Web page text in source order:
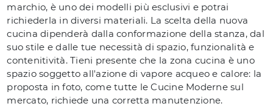
marchio, è uno dei modelli più esclusivi e potrai
richiederla in diversi materiali. La scelta della nuova
cucina dipenderà dalla conformazione della stanza, dal
suo stile e dalle tue necessità di spazio, funzionalità e
contenitività. Tieni presente che la zona cucina è uno
spazio soggetto all'azione di vapore acqueo e calore: la
proposta in foto, come tutte le Cucine Moderne sul
mercato, richiede una corretta manutenzione.